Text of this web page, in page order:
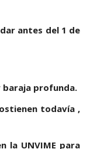
antes del 1 de
baraja profunda.
todavía ,
la UNVIME para